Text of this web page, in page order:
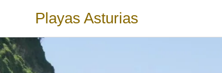
Playas Asturias